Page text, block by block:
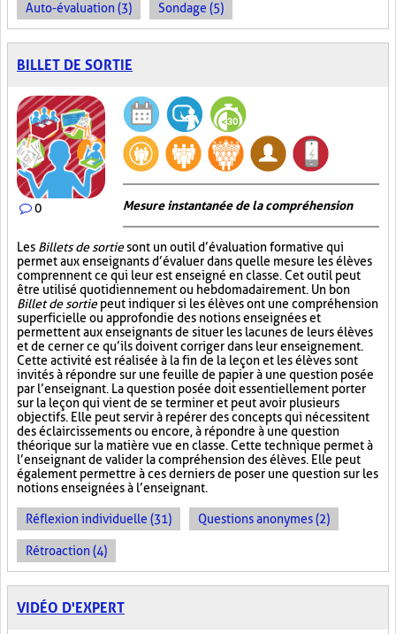
Auto-évaluation (3) Sondage (5)
BILLET DE SORTIE
0 Mesure instantanée de la compréhension
Les Billets de sortiesont un outil d’évaluation formative qui
permet aux enseignants d’évaluer dans quelle mesure les élèves
comprennent ce qui leur est enseigné en classe. Cet outil peut
être utilisé quotidiennement ou hebdomadairement. Un bon
Billet de sortiepeut indiquer si les élèves ont une compréhension
superficielle ou approfondie des notions enseignées et
permettent aux enseignants de situer les lacunes de leurs élèves
et de cerner ce qu’ils doivent corriger dans leur enseignement.
Cette activité est réalisée à la fin de la leçon et les élèves sont
invités à répondre sur une feuille de papier à une question posée
par l’enseignant. La question posée doit essentiellement porter
sur la leçon qui vient de se terminer et peut avoir plusieurs
objectifs. Elle peut servir à repérer des concepts qui nécessitent
des éclaircissements ou encore, à répondre à une question
théorique sur la matière vue en classe. Cette technique permet à
l’enseignant de valider la compréhension des élèves. Elle peut
également permettre à ces derniers de poser une question sur les
notions enseignées à l’enseignant.
Réflexion individuelle (31) Questions anonymes (2)
Rétroaction (4)
VIDÉO D'EXPERT